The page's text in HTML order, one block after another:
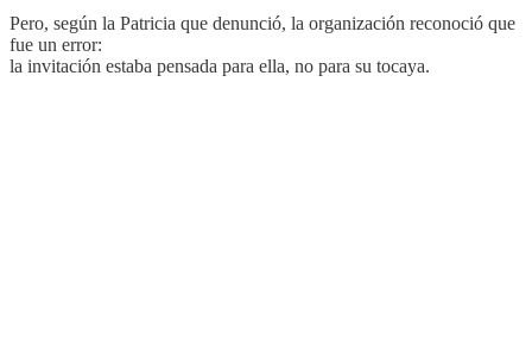
Pero, según la Patricia que denunció, la organización reconoció que
fue un error:
la invitación estaba pensada para ella, no para su tocaya.